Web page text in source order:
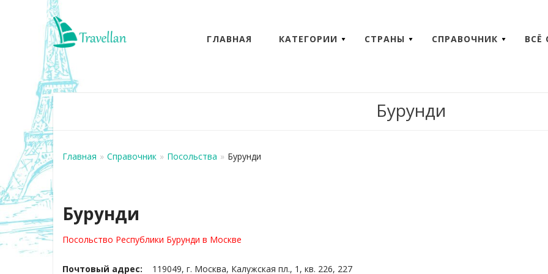
ГЛАВНАЯ КАТЕГОРИИ СТРАНЫ СПРАВОЧНИК ВСЁ
Бурунди
Главная » Справочник » Посольства » Бурунди
Бурунди
Посольство Республики Бурунди в Москве
Почтовый адрес: 119049, г. Москва, Калужская пл., 1, кв. 226, 227